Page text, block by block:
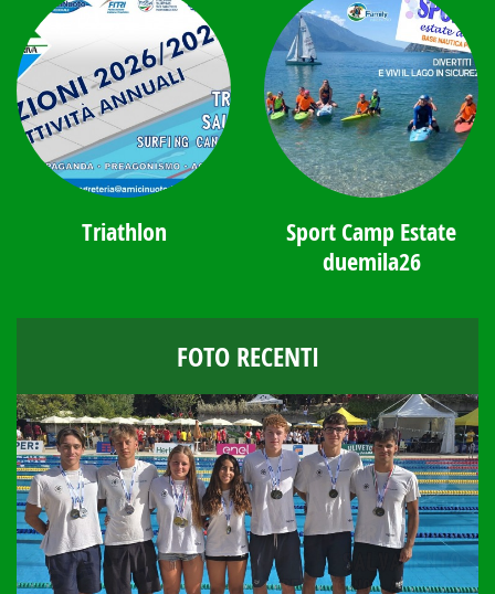
Triathlon
Sport Camp Estate
duemila26
FOTO RECENTI